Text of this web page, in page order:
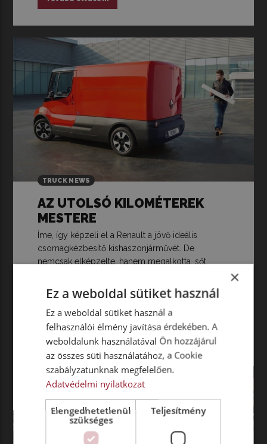
TRUCK NEWS
AZ UTOLSÓ KILOMÉTEREK
MESTERE
Íme, így képzeli el a Renault a jövő ideális
csomagkézbesítő kishaszonjárművét. De
nemcsak elképzelte, hanem megalkotta, sőt,
Flex nevű tanulmányfurgont tapasztalatszerzés
céljából.
Tovább olvasom
×
Ez a weboldal sütiket használ
Ez a weboldal sütiket használ a
felhasználói élmény javítása érdekében. A
weboldalunk használatával Ön hozzájárul
az összes süti használatához, a Cookie
szabályzatunknak megfelelően.
Adatvédelmi nyilatkozat
Elengedhetetlenül
szükséges
Teljesítmény